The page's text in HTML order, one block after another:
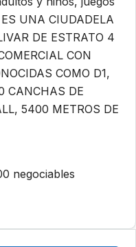
UNA CIUDADELA
DE ESTRATO 4
CON
COMO D1,
CANCHAS DE
5400 METROS DE
negociables